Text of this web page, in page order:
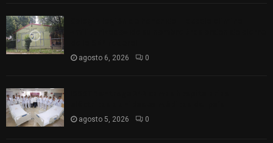
agosto 6, 2026 0
agosto 5, 2026 0